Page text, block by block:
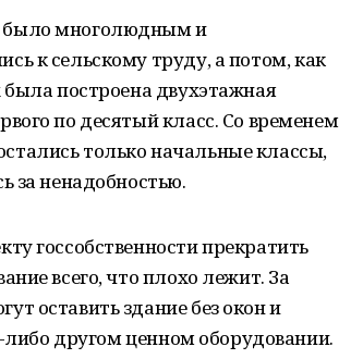
было многолюдным и
к сельскому труду, а потом, как
построена двухэтажная
по десятый класс. Со временем
только начальные классы,
за ненадобностью.
госсобственности прекратить
всего, что плохо лежит. За
оставить здание без окон и
либо другом ценном оборудовании.